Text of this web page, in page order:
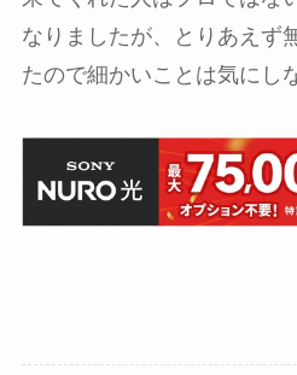
なりましたが、とりあえず
たので細かいことは気にし